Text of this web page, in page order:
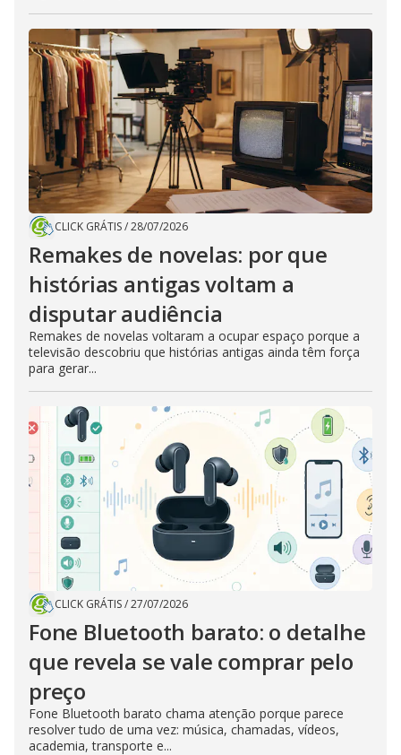
CLICK GRÁTIS/28/07/2026
Remakes de novelas: por que
histórias antigas voltam a
disputar audiência
Remakes de novelas voltaram a ocupar espaço porque a
televisão descobriu que histórias antigas ainda têm força
para gerar...
CLICK GRÁTIS/27/07/2026
Fone Bluetooth barato: o detalhe
que revela se vale comprar pelo
preço
Fone Bluetooth barato chama atenção porque parece
resolver tudo de uma vez: música, chamadas, vídeos,
academia, transporte e...